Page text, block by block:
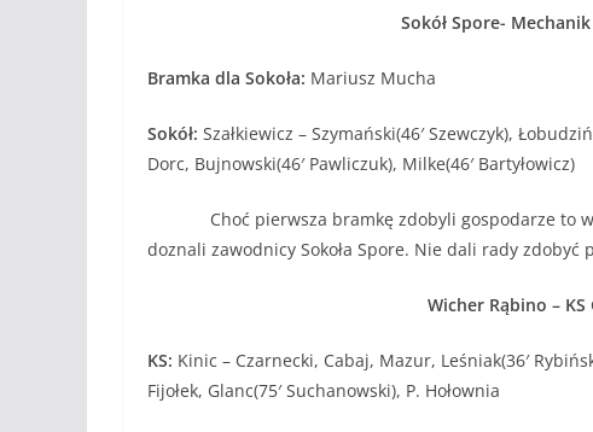
Sokół Spore-
Bramka dla Sokoła: Mariusz Mucha
Sokół: Szałkiewicz – Szymański(46′ Szewczyk),
Dorc, Bujnowski(46′ Pawliczuk), Milke(46′ Bartyłowicz)
Choć pierwsza bramkę zdobyli gospodarze to
doznali zawodnicy Sokoła Spore. Nie dali rady
Wicher Rąbino – KS
KS: Kinic – Czarnecki, Cabaj, Mazur, Leśniak(36′
Fijołek, Glanc(75′ Suchanowski), P. Hołownia